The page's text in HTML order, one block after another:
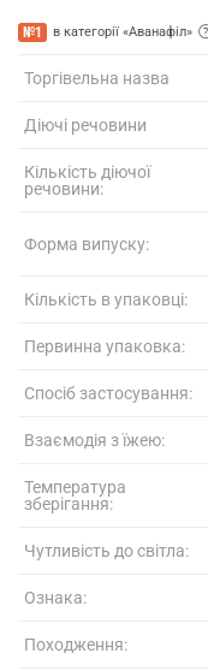
№1 в категорії «Аванафіл»
Торгівельна назва
Діючі речовини
Кількість діючої
речовини:
Форма випуску:
Кількість в упаковці:
Первинна упаковка:
Спосіб застосування:
Взаємодія з їжею:
Температура
зберігання:
Чутливість до світла:
Ознака:
Походження: